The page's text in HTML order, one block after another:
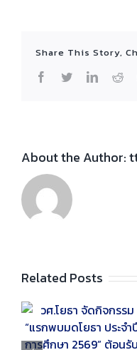
Share This Story,
Facebook
Twitter
About the Author:
Related Posts
ภาควิชาวิศวก